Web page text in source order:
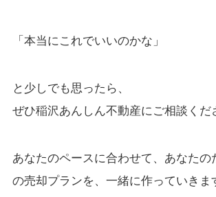
「本当にこれでいいのかな」
と少しでも思ったら、
ぜひ稲沢あんしん不動産にご相談くだ
あなたのペースに合わせて、あなたの
の売却プランを、一緒に作っていきま